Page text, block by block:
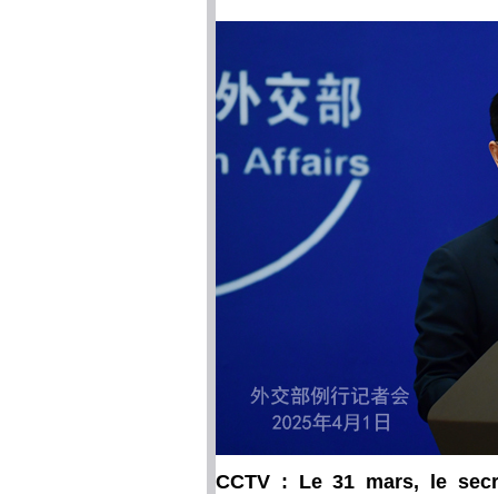
CCTV : Le 31 mars, le